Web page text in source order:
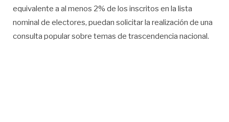
equivalente a al menos 2% de los inscritos en la lista
nominal de electores, puedan solicitar la realización de una
consulta popular sobre temas de trascendencia nacional.